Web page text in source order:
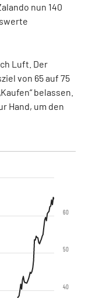
nun 140
Luft. Der
von 65 auf 75
belassen.
Hand, um den
40
50
60